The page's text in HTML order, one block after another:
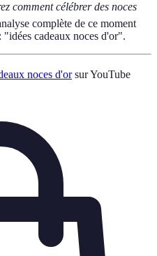
comment célébrer des noces
complète de ce moment
cadeaux noces d'or".
noces d'orsur YouTube